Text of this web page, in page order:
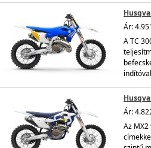
Ár:
A TC
Ár:
Az